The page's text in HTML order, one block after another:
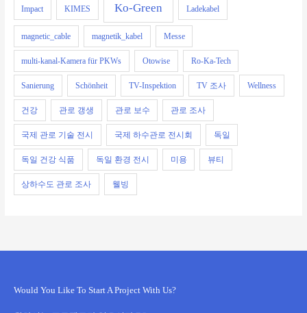
Impact KIMES Ko-Green Ladekabel
magnetic_cable magnetik_kabel Messe
multi-kanal-Kamera für PKWs Otowise Ro-Ka-Tech
Sanierung Schönheit TV-Inspektion TV 조사 Wellness
건강 관로 갱생 관로 보수 관로 조사
국제 관로 기술 전시 국제 하수관로 전시회 독일
독일 건강 식품 독일 환경 전시 미용 뷰티
상하수도 관로 조사 웰빙
Would You Like To Start A Project With Us?